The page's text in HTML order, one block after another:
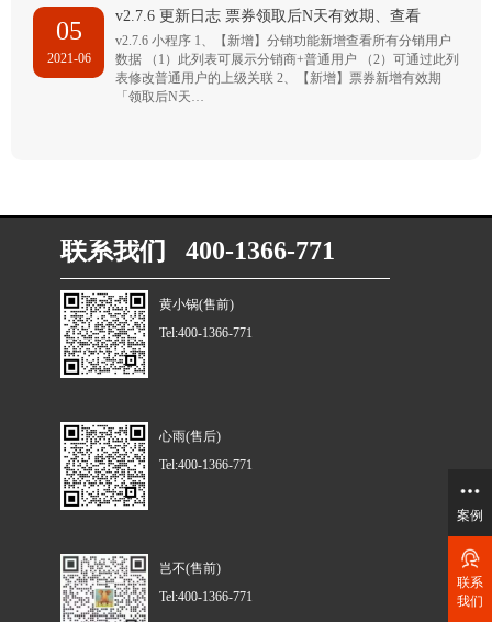
05
2021-06
v2.7.6 更新日志 票券领取后N天有效期、查看
v2.7.6 小程序 1、【新增】分销功能新增查看所有分销用户
数据 （1）此列表可展示分销商+普通用户 （2）可通过此列
表修改普通用户的上级关联 2、【新增】票券新增有效期
「领取后N天…
联系我们 400-1366-771
黄小锅(售前)
Tel:400-1366-771
心雨(售后)
Tel:400-1366-771
岂不(售前)
Tel:400-1366-771
案例
联系
我们